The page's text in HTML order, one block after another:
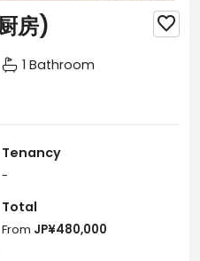
房) 
1 Bathroom
Tenancy
-
Total
From JP¥480,000